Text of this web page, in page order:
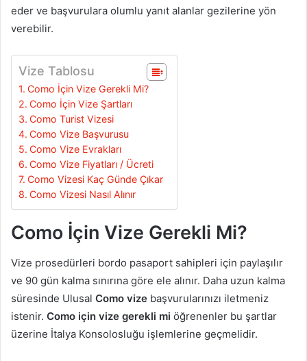
eder ve başvurulara olumlu yanıt alanlar gezilerine yön
verebilir.
Vize Tablosu
Como İçin Vize Gerekli Mi?
Como İçin Vize Şartları
Como Turist Vizesi
Como Vize Başvurusu
Como Vize Evrakları
Como Vize Fiyatları / Ücreti
Como Vizesi Kaç Günde Çıkar
Como Vizesi Nasıl Alınır
Como İçin Vize Gerekli Mi?
Vize prosedürleri bordo pasaport sahipleri için paylaşılır
ve 90 gün kalma sınırına göre ele alınır. Daha uzun kalma
süresinde Ulusal Como vize başvurularınızı iletmeniz
istenir. Como için vize gerekli mi öğrenenler bu şartlar
üzerine İtalya Konsolosluğu işlemlerine geçmelidir.